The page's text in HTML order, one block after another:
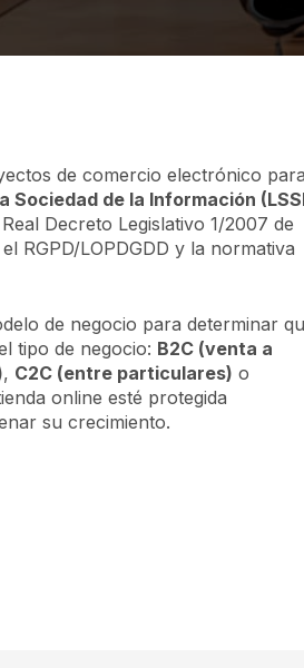
de comercio electrónico para
Sociedad de la Información
Decreto Legislativo 1/2007 de
RGPD/LOPDGDD y la normativa
de negocio para determinar
tipo de negocio: B2C (venta a
, C2C (entre particulares) o
online esté protegida
su crecimiento.